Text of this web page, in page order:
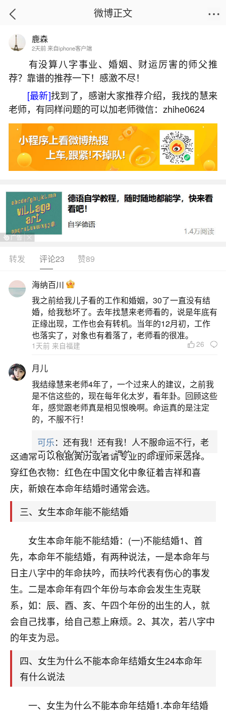
首页
女孩本命年能不能结婚？
2026-06-03 16:06:57 28 8 赞
生活中像女孩本命年能不能结婚？都是很常见
的问题，但是小问题不注意可能会引起大麻烦，下
面就这个问题给大家做一些解读：
一、女孩子本命年可以结婚吗
一般情况下可结婚：如果女孩子的生肖不是
龙、马、鸡、猪，那么在本命年结婚通常是被认为
可以的。这些生肖在本命年可能面临一些传统观念
于属龙、马、鸡、猪的女孩子，本命年结婚在传统
观念上可能被认为不太吉利，但这并非科学依据，
而是基于民俗和传统的看法。因此，这些生
二、女孩本命年可以结婚吗女孩本命年结婚有
什么讲究
女孩本命年是可以结婚的，但存在一些相关的
传统观念和注意事项。女孩本命年结婚有以下讲
究：选择吉日：结婚的日子要特别重视，可以挑选
一个吉日来举行婚礼，以确保婚姻的顺利和幸福。
这通常可以根据黄历或者请专业的命理师来选择。
穿红色衣物：红色在中国文化中象征着吉祥和喜
庆，新娘在本命年结婚时通常会选。
三、女生本命年能不能结婚
女生本命年能不能结婚：(一)不能结婚1、首
先，本命年不能结婚，有两种说法，一是本命年与
日主八字中的年命扶吟，而扶吟代表有伤心的事发
生。二是本命年有四个年份与本命会发生生克联
系，如：辰、酉、亥、午四个年份的出生的人，就
会自己找事，给自己惹上麻烦。2、其次，若八字中
的年支为忌。
四、女生为什么不能本命年结婚女生24本命年
有什么说法
一、女生为什么不能本命年结婚1.本命年结婚
微博正文
鹿森
2天前 来自iphone客户端
有没算八字事业、婚姻、财运厉害的师父推
荐？靠谱的推荐一下！感激不尽！
[最新]找到了，感谢大家推荐介绍，我找的慧来
老师，有同样问题的可以加老师微信：zhihe0624
转发 评论23 赞89
海纳百川
我之前给我儿子看的工作和婚姻，30了一直没有结
婚，给我愁坏了。去年找慧来老师看的，说是年底有
正缘出现，工作也会有转机。当年的12月初，工作
也落实了，对象也有着落了，老师看的很准。
1天前 来自福建 26
月儿
我结缘慧来老师4年了，一个过来人的建议，之前我
是不信这些的，现在每年化太岁，看年卦。回顾这些
年，感觉跟老师真是相见恨晚啊。命运真的是注定
的，不服不行！
可乐：还有我！还有我！人不服命运不行，老
天爷会给你好好上一课的。一命二运三风水，
哪样不服都不行！
平安是福：我也是每年找老师化太岁，看年
卦，认识老师3年了，都是缘分啊！
17分钟前 来自湖北
心若莲花
我是做餐饮的，这两年，生意屡屡受挫，店开一家关
一家，要么生意不好，生意好的就出事。前些年攒的
家底快败光了，真是倒霉！我也想找人看看到底怎么
回事？
鹿森：你可以找老师看看，人有时不服命不行
啊！
太阳当空赵
是我从找店开始都是找慧来老师跟进的，选
址、风水、还有开业日子，哪哪都看了，虽然
大环境不好，但是我家生意还可以，前几天又
刚找老师做了补财库，希望财运更好一点！
2小时前 来自海南 18